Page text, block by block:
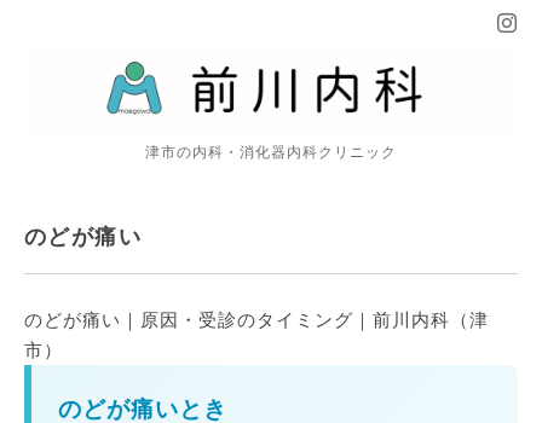
津市の内科・消化器内科クリニック
のどが痛い
のどが痛い｜原因・受診のタイミング｜前川内科（津
市）
のどが痛いとき